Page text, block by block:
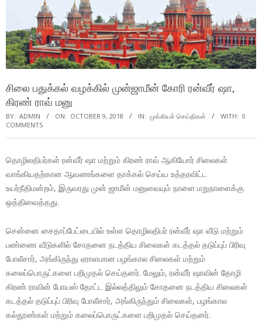
சிலை பதுக்கல் வழக்கில் முன்ஜாமீன் கோரி ரன்வீர் ஷா,
கிரண் ராவ் மனு
BY: ADMIN ON: OCTOBER 9, 2018 IN: முக்கியச் செய்திகள் WITH: 0
COMMENTS
தொழிலதிபர்கள் ரன்வீர் ஷா மற்றும் கிரண் ராவ் ஆகியோர் சிலைகள்
வாங்கியதற்கான ஆவணங்களை தாக்கல் செய்ய உத்தரவிட்ட
உயர்நீதிமன்றம், இருவரது முன் ஜாமீன் மனுவையும் நாளை மறுநாளைக்கு
ஒத்திவைத்தது.
சென்னை சைதாப்பேட்டையில் உள்ள தொழிலதிபர் ரன்வீர் ஷா வீடு மற்றும்
பண்ணை வீடுகளில் சோதனை நடத்திய சிலைகள் கடத்தல் தடுப்புப் பிரிவு
போலீசார், அங்கிருந்து ஏராளமான பழங்கால சிலைகள் மற்றும்
கலைப்பொருட்களை பறிமுதல் செய்தனர். மேலும், ரன்வீர் ஷாவின் தோழி
கிரண் ராவின் போயஸ் தோட்ட இல்லத்திலும் சோதனை நடத்திய சிலைகள்
கடத்தல் தடுப்புப் பிரிவு போலீசார், அங்கிருந்தும் சிலைகள், பழங்கால
கல்தூண்கள் மற்றும் கலைப்பொருட்களை பறிமுதல் செய்தனர்.